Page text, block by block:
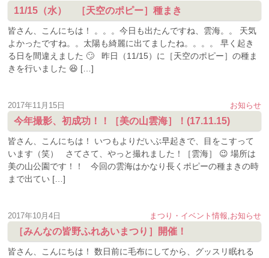
11/15（水） ［天空のポピー］種まき
皆さん、こんにちは！ 。。。今日も出たんですね、雲海。。 天気
よかったですね。。太陽も綺麗に出てましたね。。。。 早く起き
る日を間違えました 🙄 昨日（11/15）に［天空のポピー］の種ま
きを行いました 😆 […]
お知らせ
2017年11月15日
今年撮影、初成功！！［美の山雲海］！(17.11.15)
皆さん、こんにちは！ いつもよりだいぶ早起きで、目をこすって
います（笑） さてさて、やっと撮れました！［雲海］ 😉 場所は
美の山公園です！！ 今回の雲海はかなり長くポピーの種まきの時
まで出てい […]
まつり・イベント情報 お知らせ
2017年10月4日
［みんなの皆野ふれあいまつり］開催！
皆さん、こんにちは！ 数日前に毛布にしてから、グッスリ眠れる